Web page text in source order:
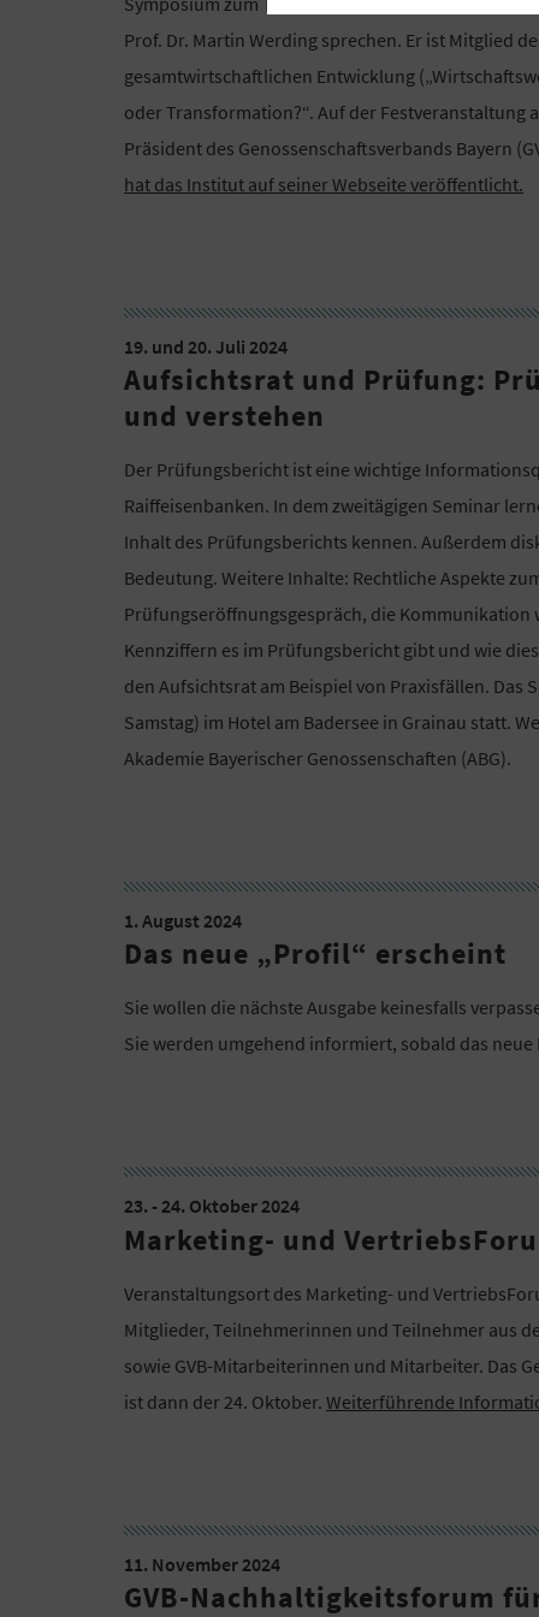
Prof. Dr. Martin Werding sprechen. Er ist Mitglied
gesamtwirtschaftlichen Entwicklung
oder Transformation?“. Auf der
Präsident des Genossenschaftsverbands Bayern
hat das Institut auf seiner Webseite veröffentlicht.
19. und 20. Juli 2024
Aufsichtsrat und Prüfung:
und verstehen
Der Prüfungsbericht ist eine wichtige
Raiffeisenbanken. In dem zweitägigen Seminar
Inhalt des Prüfungsberichts kennen. Außerdem
Bedeutung. Weitere Inhalte: Rechtliche Aspekte
Prüfungseröffnungsgespräch, die
Kennziffern es im Prüfungsbericht gibt und wie
den Aufsichtsrat am Beispiel von Praxisfällen. Das
Samstag) im Hotel am Badersee in Grainau statt.
Akademie Bayerischer Genossenschaften (ABG).
1. August 2024
Das neue „Profil“ erscheint
Sie wollen die nächste Ausgabe keinesfalls
Sie werden umgehend informiert, sobald das neue
23. - 24. Oktober 2024
Marketing- und
Veranstaltungsort des Marketing- und
Mitglieder, Teilnehmerinnen und Teilnehmer aus
sowie GVB-Mitarbeiterinnen und Mitarbeiter. Das
ist dann der 24. Oktober. Weiterführende
11. November 2024
GVB-Nachhaltigkeitsforum